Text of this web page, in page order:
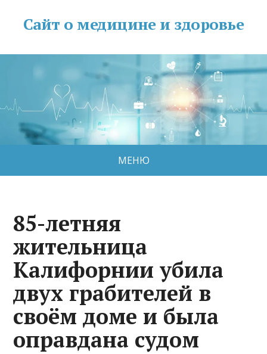
Сайт о медицине и здоровье
МЕНЮ
85-летняя
жительница
Калифорнии убила
двух грабителей в
своём доме и была
оправдана судом